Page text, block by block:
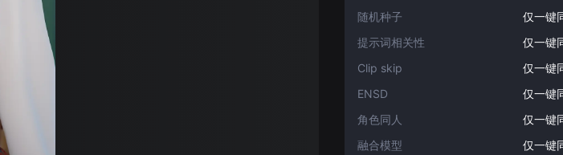
随机种子
仅一键
提示词相关性
仅一键
Clip skip
仅一键
ENSD
仅一键
角色同人
仅一键
融合模型
仅一键